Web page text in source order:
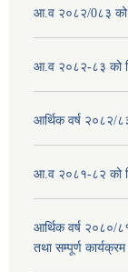
आ.व २०८२/0८३
आ.व २०८२-८३ को
आर्थिक वर्ष २०८२/
आ.व २०८१-८२ को
आर्थिक वर्ष २०८०/
तथा सम्पूर्ण कार्यक्रम